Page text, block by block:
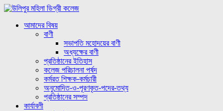
আমাদের বিষয়
বাণী
সভাপতি মহোদয়ের বাণী
অধ্যক্ষের বাণী
প্রতিষ্ঠানের ইতিহাস
কলেজ পরিচালনা পর্ষদ
কর্মরত শিক্ষক-কর্মচারী
অনুমোদিত-ও-পূরণকৃত-পদের-তথ্য
প্রতিষ্ঠানের সম্পদ
কার্যাবলী